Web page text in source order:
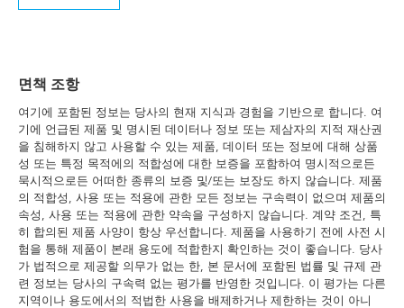
면책 조항
여기에 포함된 정보는 당사의 현재 지식과 경험을 기반으로 합니다. 여
기에 언급된 제품 및 명시된 데이터나 정보 또는 제삼자의 지적 재산권
을 침해하지 않고 사용할 수 있는 제품, 데이터 또는 정보에 대해 상품
성 또는 특정 목적에의 적합성에 대한 보증을 포함하여 명시적으로든
묵시적으로든 어떠한 종류의 보증 및/또는 보장도 하지 않습니다. 제품
의 적합성, 사용 또는 적용에 관한 모든 정보는 구속력이 없으며 제품의
속성, 사용 또는 적용에 관한 약속을 구성하지 않습니다. 계약 조건, 특
히 합의된 제품 사양이 항상 우선합니다. 제품을 사용하기 전에 사전 시
험을 통해 제품이 본래 용도에 적합한지 확인하는 것이 좋습니다. 당사
가 법적으로 제공할 의무가 없는 한, 본 문서에 포함된 법률 및 규제 관
련 정보는 당사의 구속력 없는 평가를 반영한 것입니다. 이 평가는 다른
지역이나 용도에서의 적법한 사용을 배제하거나 제한하는 것이 아니